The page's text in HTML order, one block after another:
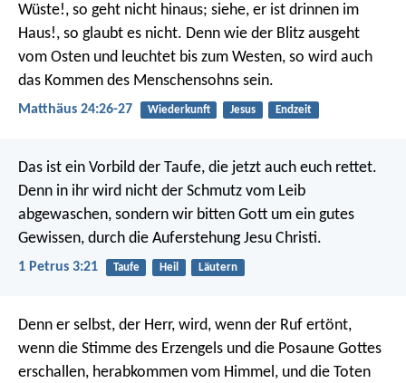
Wüste!, so geht nicht hinaus; siehe, er ist drinnen im
Haus!, so glaubt es nicht. Denn wie der Blitz ausgeht
vom Osten und leuchtet bis zum Westen, so wird auch
das Kommen des Menschensohns sein.
Matthäus 24:26-27 Wiederkunft Jesus Endzeit
Das ist ein Vorbild der Taufe, die jetzt auch euch rettet.
Denn in ihr wird nicht der Schmutz vom Leib
abgewaschen, sondern wir bitten Gott um ein gutes
Gewissen, durch die Auferstehung Jesu Christi.
1 Petrus 3:21 Taufe Heil Läutern
Denn er selbst, der Herr, wird, wenn der Ruf ertönt,
wenn die Stimme des Erzengels und die Posaune Gottes
erschallen, herabkommen vom Himmel, und die Toten